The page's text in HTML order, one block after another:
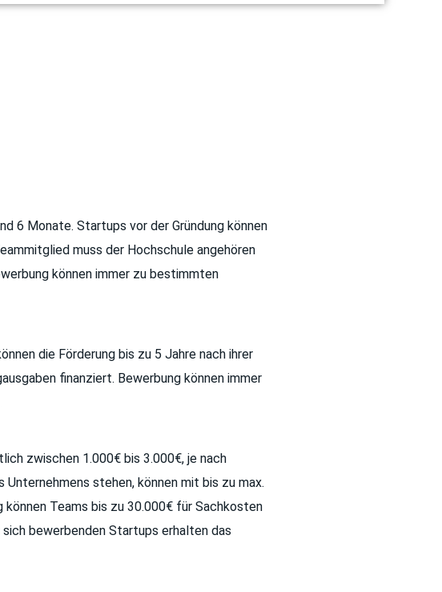
6 Monate. Startups vor der Gründung können
muss der Hochschule angehören
können immer zu bestimmten
die Förderung bis zu 5 Jahre nach ihrer
finanziert. Bewerbung können immer
zwischen 1.000€ bis 3.000€, je nach
stehen, können mit bis zu max.
Teams bis zu 30.000€ für Sachkosten
bewerbenden Startups erhalten das